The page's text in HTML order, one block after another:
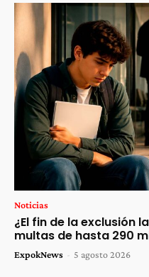
Noticias
¿El fin de la exclusión
multas de hasta 290
ExpokNews - 5 agosto 2026